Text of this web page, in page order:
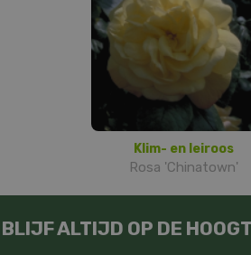
Klim- en leiroos
Rosa 'Chinatown'
BLIJF ALTIJD OP DE